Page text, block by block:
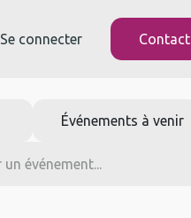
Se connecter Contact
Événements à venir